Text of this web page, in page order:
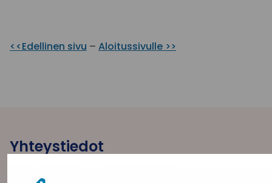
<<Edellinen sivu – Aloitussivulle >>
Yhteystiedot